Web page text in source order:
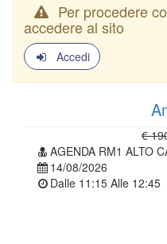
Per procedere
accedere al sito
Accedi
€
AGENDA RM1 ALTO
14/08/2026
Dalle 11:15 Alle 12:45